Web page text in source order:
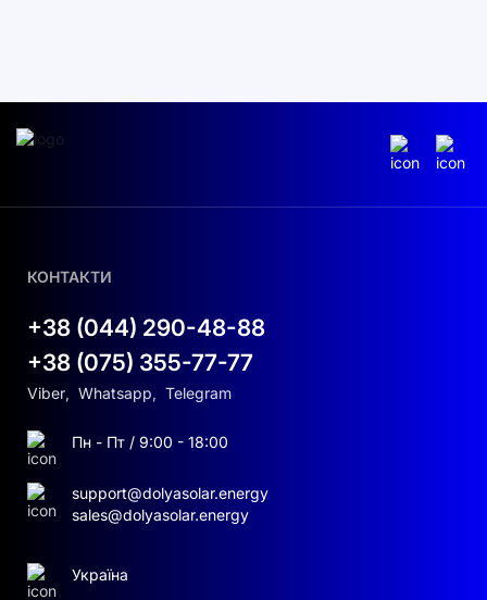
КОНТАКТИ
+38 (044) 290-48-88
+38 (075) 355-77-77
Viber, Whatsapp, Telegram
Пн - Пт / 9:00 - 18:00
support@dolyasolar.energy
sales@dolyasolar.energy
Україна